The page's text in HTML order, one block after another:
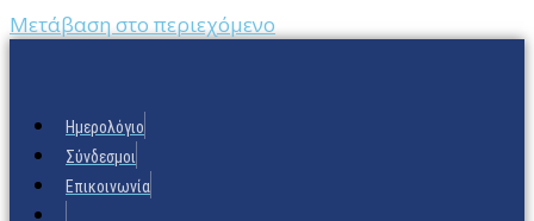
Μετάβαση στο περιεχόμενο
Ημερολόγιο
Σύνδεσμοι
Επικοινωνία